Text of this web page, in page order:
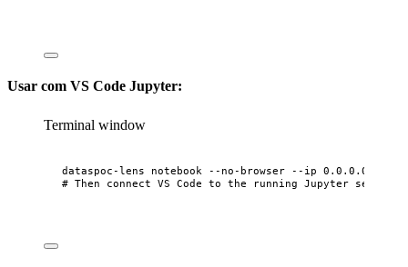
Usar com VS Code Jupyter:
Terminal window
dataspoc-lens notebook --no-browser --ip 0.0.0.0
# Then connect VS Code to the running Jupyter server